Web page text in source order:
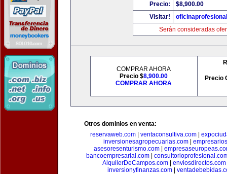
Precio:
$8,900.00
Visitar!
Serán consideradas
COMPRAR AHORA
Precio $8,900.00
COMPRAR AHORA
Precio
Otros dominios en venta:
reservaweb.com| ventaconsultiva.com|
inversionesagropecuarias.com
asesoresenturismo.com|
bancoempresarial.com
AlquilerDeCampos.com
enviosdirectos.com
inversionyfinanzas.com|